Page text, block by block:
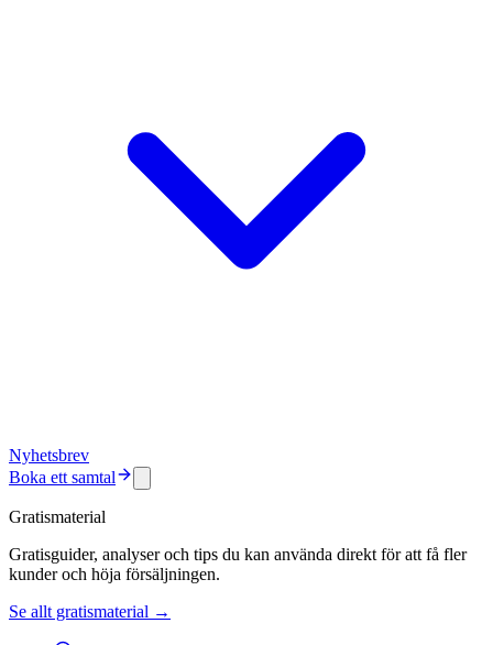
Nyhetsbrev
Boka ett samtal
Gratismaterial
Gratisguider, analyser och tips du kan använda direkt för att få fler
kunder och höja försäljningen.
Se allt gratismaterial →